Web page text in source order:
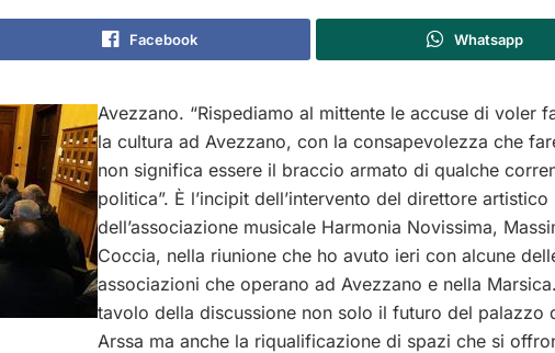
Facebook Whatsapp
Avezzano. “Rispediamo al mittente le accuse di voler
la cultura ad Avezzano, con la consapevolezza che
non significa essere il braccio armato di qualche
politica”. È l’incipit dell’intervento del direttore artistico
dell’associazione musicale Harmonia Novissima,
Coccia, nella riunione che ho avuto ieri con alcune
associazioni che operano ad Avezzano e nella
tavolo della discussione non solo il futuro del palazzo
Arssa ma anche la riqualificazione di spazi che si